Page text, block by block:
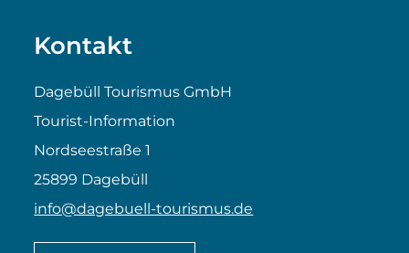
Kontakt
Dagebüll Tourismus GmbH
Tourist-Information
Nordseestraße 1
25899 Dagebüll
info@dagebuell-tourismus.de